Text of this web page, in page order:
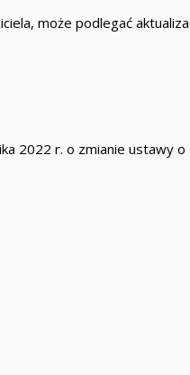
może podlegać
2022 r. o zmianie ustawy o